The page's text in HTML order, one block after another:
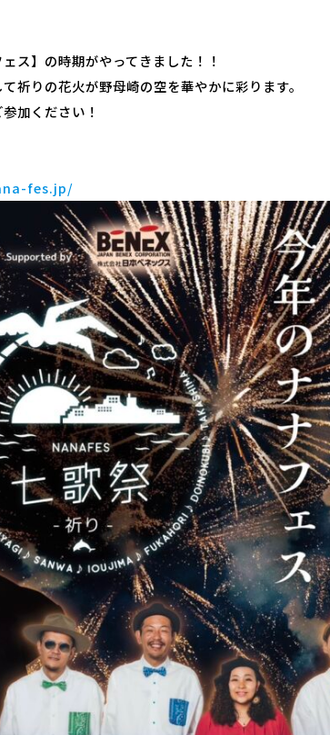
ス】の時期がやってきました！！
祈りの花火が野母崎の空を華やかに彩ります。
加ください！
fes.jp/